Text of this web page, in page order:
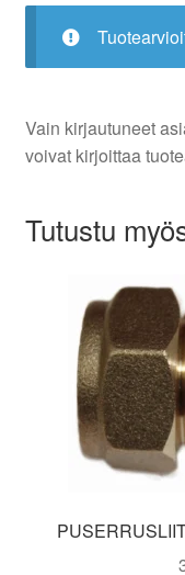
Vain kirjautuneet
voivat kirjoittaa
Tutustu